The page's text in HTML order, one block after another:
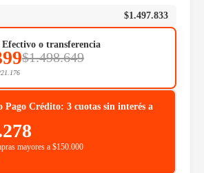
$1.497.833
Efectivo o transferencia
$1.498.649
Pago Crédito: 3 cuotas sin interés a
mayores a $150.000